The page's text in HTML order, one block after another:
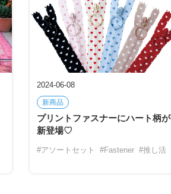
2024-06-08
新商品
プリントファスナーにハート柄が
新登場♡
#アソートセット #Fastener #推し活